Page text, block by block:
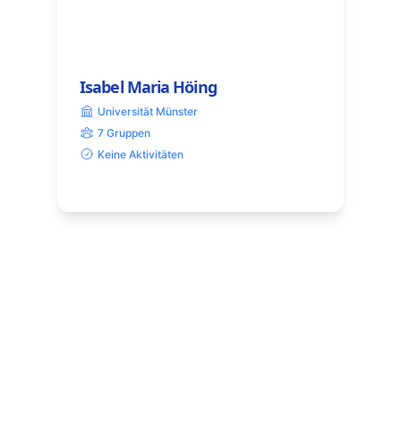
Isabel Maria Höing
Universität Münster
7 Gruppen
Keine Aktivitäten